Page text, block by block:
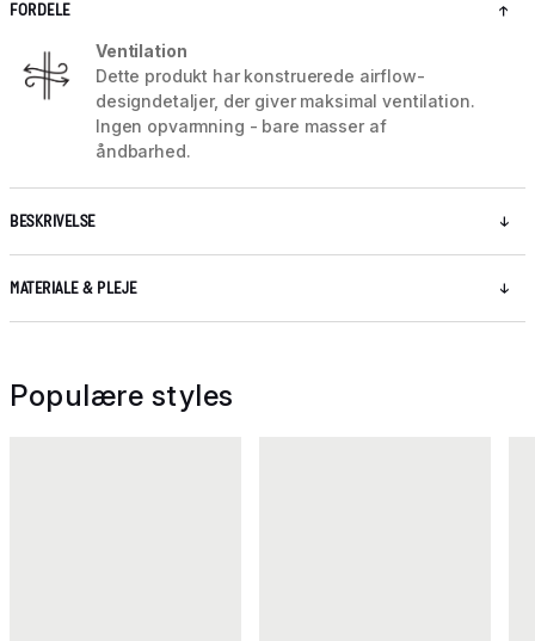
FORDELE
Ventilation
Dette produkt har konstruerede airflow-
designdetaljer, der giver maksimal ventilation.
Ingen opvarmning - bare masser af
åndbarhed.
BESKRIVELSE
MATERIALE & PLEJE
Populære styles